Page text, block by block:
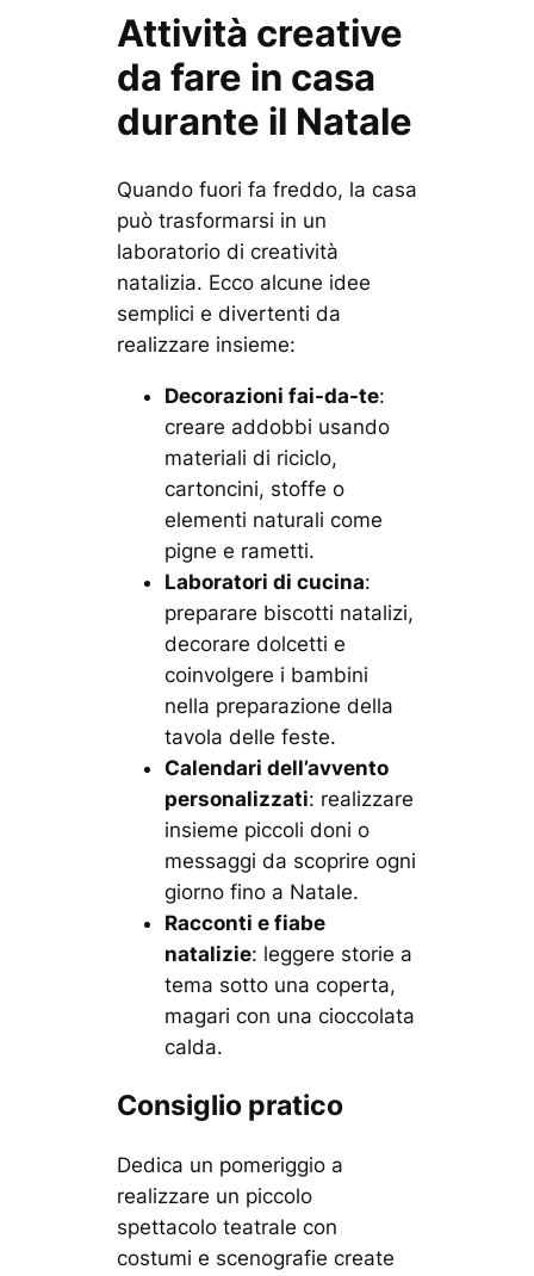
Attività creative
da fare in casa
durante il Natale
Quando fuori fa freddo, la casa
può trasformarsi in un
laboratorio di creatività
natalizia. Ecco alcune idee
semplici e divertenti da
realizzare insieme:
Decorazioni fai-da-te:
creare addobbi usando
materiali di riciclo,
cartoncini, stoffe o
elementi naturali come
pigne e rametti.
Laboratori di cucina:
preparare biscotti natalizi,
decorare dolcetti e
coinvolgere i bambini
nella preparazione della
tavola delle feste.
Calendari dell’avvento
personalizzati: realizzare
insieme piccoli doni o
messaggi da scoprire ogni
giorno fino a Natale.
Racconti e fiabe
natalizie: leggere storie a
tema sotto una coperta,
magari con una cioccolata
calda.
Consiglio pratico
Dedica un pomeriggio a
realizzare un piccolo
spettacolo teatrale con
costumi e scenografie create